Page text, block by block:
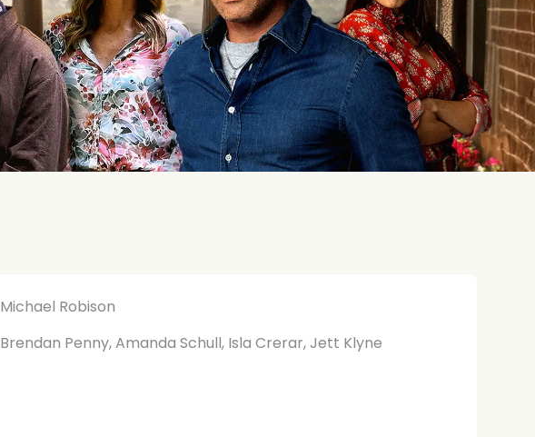
Michael Robison
Brendan Penny, Amanda Schull, Isla Crerar, Jett Klyne